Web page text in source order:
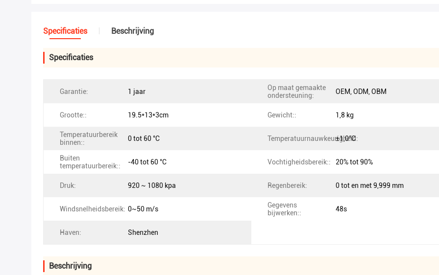
Specificaties Beschrijving
Specificaties
Garantie: 1 jaar
Op maat gemaakte
ondersteuning:
OEM, ODM, OBM
Grootte:: 19.5*13*3cm Gewicht:: 1,8 kg
Temperatuurbereik
binnen::
0 tot 60 °C Temperatuurnauwkeurigheid:
±1,0°C
Buiten
temperatuurbereik::
-40 tot 60 °C Vochtigheidsbereik:: 20% tot 90%
Druk: 920 ~ 1080 kpa Regenbereik: 0 tot en met 9,999 mm
Windsnelheidsbereik: 0~50 m/s
Gegevens
bijwerken::
48s
Haven: Shenzhen
Beschrijving